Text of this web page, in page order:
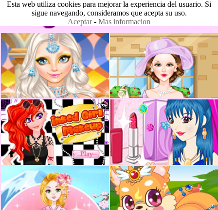
Esta web utiliza cookies para mejorar la experiencia del usuario. Si
sigue navegando, consideramos que acepta su uso.
Aceptar- Mas informacion